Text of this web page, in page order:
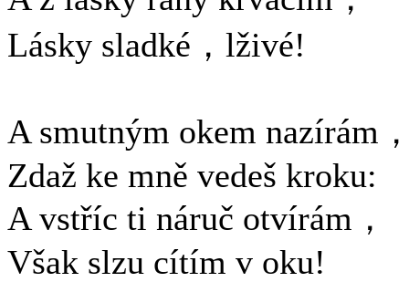
Lásky sladké，lživé!
A smutným okem nazírám
Zdaž ke mně vedeš kroku:
A vstříc ti náruč otvírám，
Však slzu cítím v oku!